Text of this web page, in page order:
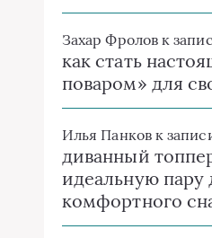
Захар Фроловк
как стать
поваром» для
Илья Панковк
диванный
идеальную пару
комфортного